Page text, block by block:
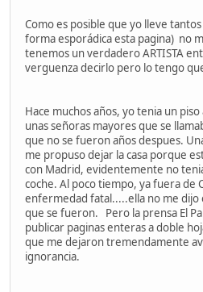
Como es posible que yo lleve
forma esporádica esta pagina) no
tenemos un verdadero ARTISTA
verguenza decirlo pero lo tengo
Hace muchos años, yo tenia un
unas señoras mayores que se
que no se fueron años despues.
me propuso dejar la casa porque
con Madrid, evidentemente no
coche. Al poco tiempo, ya fuera de
enfermedad fatal.....ella no me
que se fueron. Pero la prensa El
publicar paginas enteras a doble
que me dejaron tremendamente
ignorancia.